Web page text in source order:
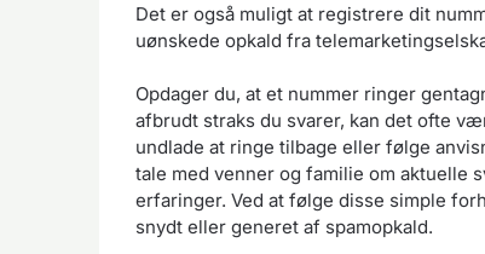
Det er også muligt at registrere dit
uønskede opkald fra
Opdager du, at et nummer ringer
afbrudt straks du svarer, kan det ofte
undlade at ringe tilbage eller følge
tale med venner og familie om aktuelle
erfaringer. Ved at følge disse simple
snydt eller generet af spamopkald.